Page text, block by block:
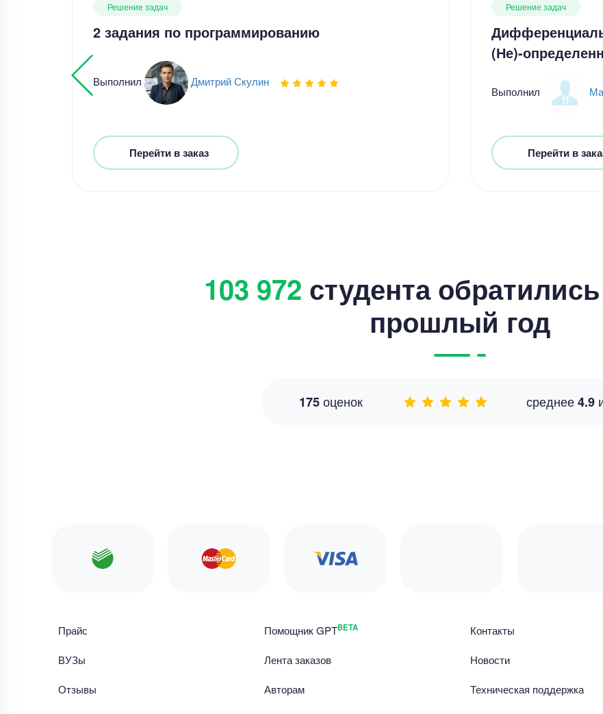
Решение задач
2 задания по программированию
Выполнил Дмитрий Скулин
Перейти в заказ
Решение задач
(Не)-
Выполнил
Перейти в
103 972 студента
прошлый год
175оценок среднее4.9
Прайс
ВУЗы
Отзывы
Помощник GPTBETA
Лента заказов
Авторам
Контакты
Новости
Техническая поддержка